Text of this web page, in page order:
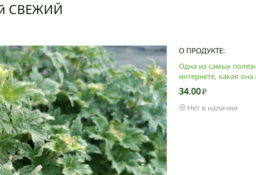
СВЕЖИЙ
О ПРОДУКТЕ:
Одна из самых
интернете, какая
34.00₽
Нет в наличии